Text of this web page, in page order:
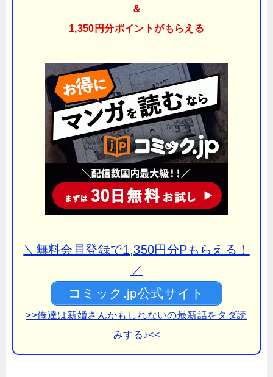
＆
1,350円分ポイントがもらえる
＼無料会員登録で1,350円分Pもらえる！
／
コミック.jp公式サイト
>>俺達は新婚さんかもしれないの最新話をタダ読
みする♪<<